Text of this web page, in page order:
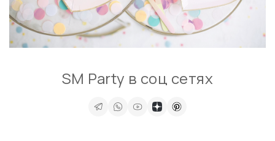
SM Party в соц сетях